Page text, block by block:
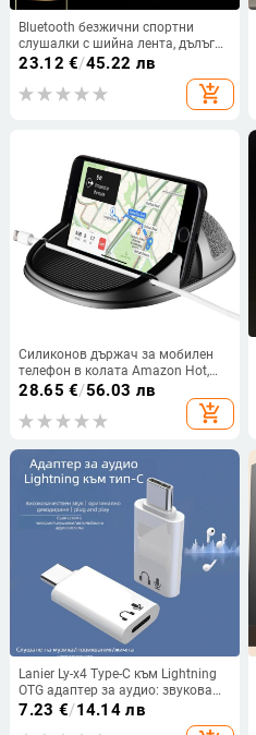
Bluetooth безжични спортни
слушалки с шийна лента, дълъг
живот на батерията и стерео
23.12 €/45.22 лв
add_shopping_cart
Силиконов държач за мобилен
телефон в колата Amazon Hot,
държач за навигация в кола,
държач за мобилен телефон в
централната конзола...
28.65 €/56.03 лв
add_shopping_cart
Lanier Ly-x4 Type-C към Lightning
OTG адаптер за аудио: звукова
карта, микрофон, цифрово аудио
и слушалки (Type-C интерфейс)
7.23 €/14.14 лв